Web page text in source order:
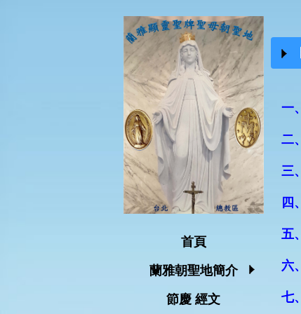
首頁
蘭雅朝聖地簡介
節慶 經文
一、
二、
三、
四、
五、
六、
七、